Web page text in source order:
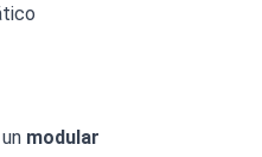
modular